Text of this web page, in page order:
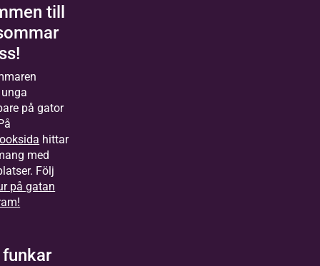
till
på gator
hittar
med
Följ
på gatan
funkar